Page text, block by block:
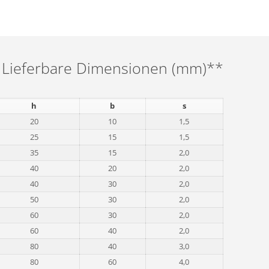
Lieferbare Dimensionen (mm)**
h b
s
20
10
1,5
25
15
1,5
35
15
2,0
40
20
2,0
40
30
2,0
50
30
2,0
60
30
2,0
60
40
2,0
80
40
3,0
80
60 4,0